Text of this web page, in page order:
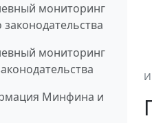
мониторинг
мониторинг
Минфина и